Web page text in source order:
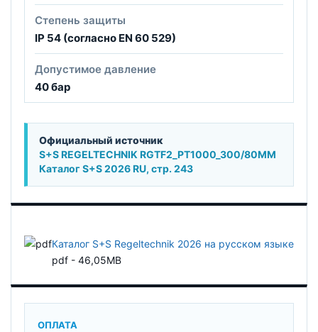
Степень защиты
IP 54 (согласно EN 60 529)
Допустимое давление
40 бар
Официальный источник
S+S REGELTECHNIK RGTF2_PT1000_300/80MM
Каталог S+S 2026 RU, стр. 243
Каталог S+S Regeltechnik 2026 на русском языке
pdf - 46,05MB
ОПЛАТА